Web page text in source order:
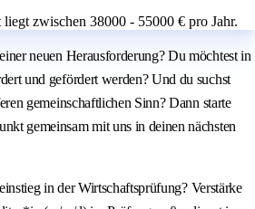
zwischen 38000 - 55000 € pro Jahr.
neuen Herausforderung? Du möchtest in
und gefördert werden? Und du suchst
gemeinschaftlichen Sinn? Dann starte
gemeinsam mit uns in deinen nächsten
in der Wirtschaftsprüfung? Verstärke